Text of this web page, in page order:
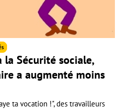
la Sécurité sociale,
a augmenté moins
ta vocation !", des travailleurs